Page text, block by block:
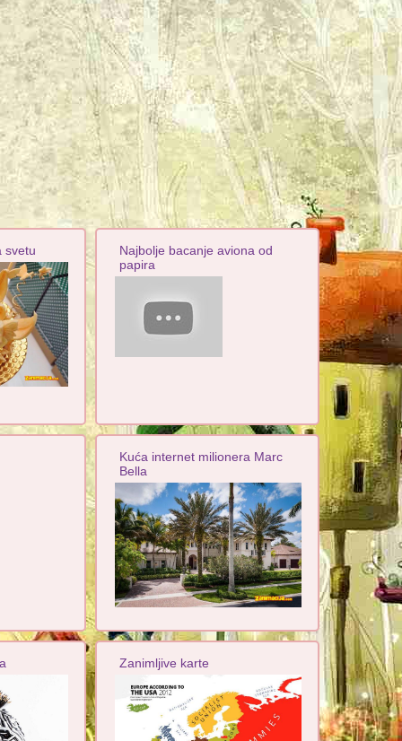
svetu
Najbolje bacanje aviona od
papira
Kuća internet milionera Marc
Bella
Zanimljive karte